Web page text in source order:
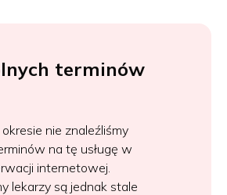
terminów
nie znaleźliśmy
na tę usługę w
internetowej.
lekarzy są jednak stale